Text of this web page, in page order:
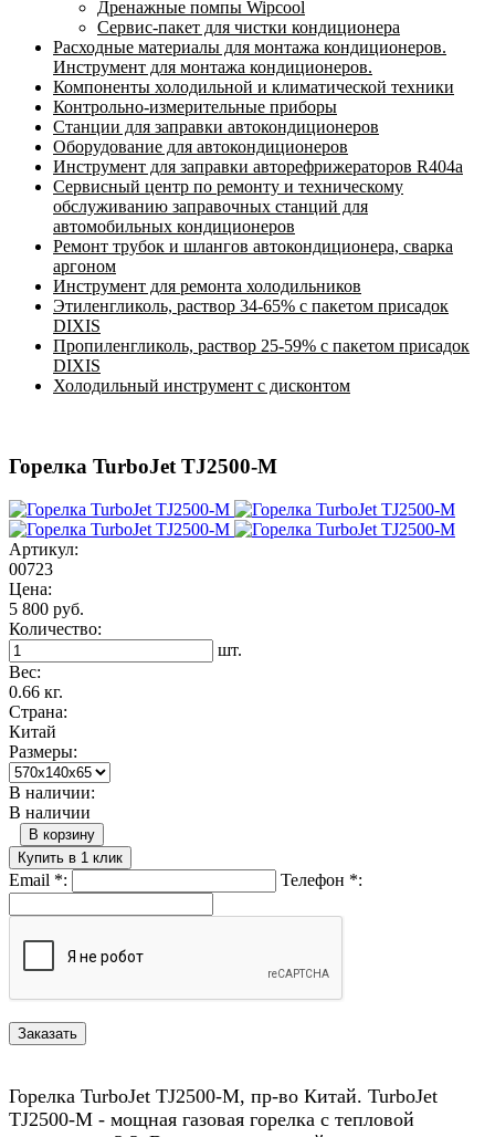
Дренажные помпы Wipcool
Сервис-пакет для чистки кондиционера
Расходные материалы для монтажа кондиционеров.
Инструмент для монтажа кондиционеров.
Компоненты холодильной и климатической техники
Контрольно-измерительные приборы
Станции для заправки автокондиционеров
Оборудование для автокондиционеров
Инструмент для заправки авторефрижераторов R404a
Сервисный центр по ремонту и техническому
обслуживанию заправочных станций для
автомобильных кондиционеров
Ремонт трубок и шлангов автокондиционера, сварка
аргоном
Инструмент для ремонта холодильников
Этиленгликоль, раствор 34-65% с пакетом присадок
DIXIS
Пропиленгликоль, раствор 25-59% с пакетом присадок
DIXIS
Холодильный инструмент с дисконтом
Горелка TurboJet TJ2500-M
Артикул:
00723
Цена:
5 800 руб.
Количество:
шт.
Вес:
0.66 кг.
Страна:
Китай
Размеры:
В наличии:
В наличии
В корзину
Купить в 1 клик
Email *: Телефон *:
Горелка TurboJet TJ2500-M, пр-во Китай. TurboJet
TJ2500-M - мощная газовая горелка с тепловой